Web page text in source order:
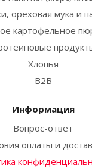
ореховая мука и
картофельное
Хлопья
B2B
Информация
Вопрос-ответ
оплаты и